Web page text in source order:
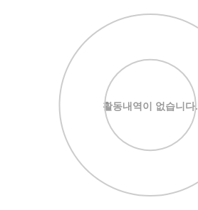
활동내역이 없습니다.